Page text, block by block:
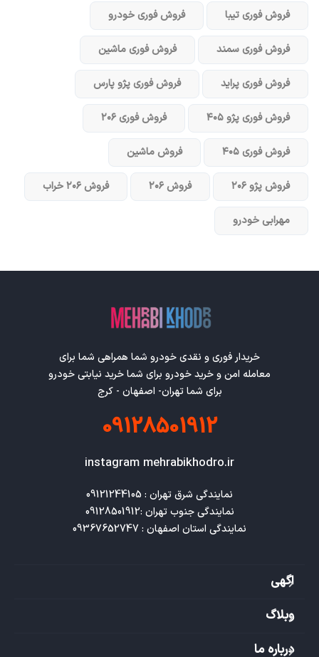
فروش فوری تیبا فروش فوری خودرو
فروش فوری سمند فروش فوری ماشین
فروش فوری پراید فروش فوری پژو پارس
فروش فوری پژو ۴۰۵ فروش فوری ۲۰۶
فروش فوری ۴۰۵ فروش ماشین
فروش پژو ۲۰۶ فروش ۲۰۶ فروش ۲۰۶ خراب
مهرابی خودرو
خریدار فوری و نقدی خودرو شما همراهی شما برای
معامله امن و خرید خودرو برای شما خرید نیابتی خودرو
برای شما تهران- اصفهان - کرج
09128501912
instagram mehrabikhodro.ir
نمایندگی استان اصفهان : 09367652747
اگهی
وبلاگ
درباره ما